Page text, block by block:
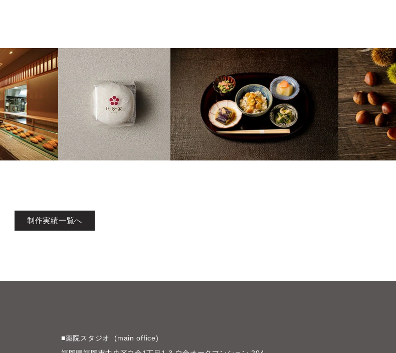
制作実績一覧へ
■薬院スタジオ (main office)